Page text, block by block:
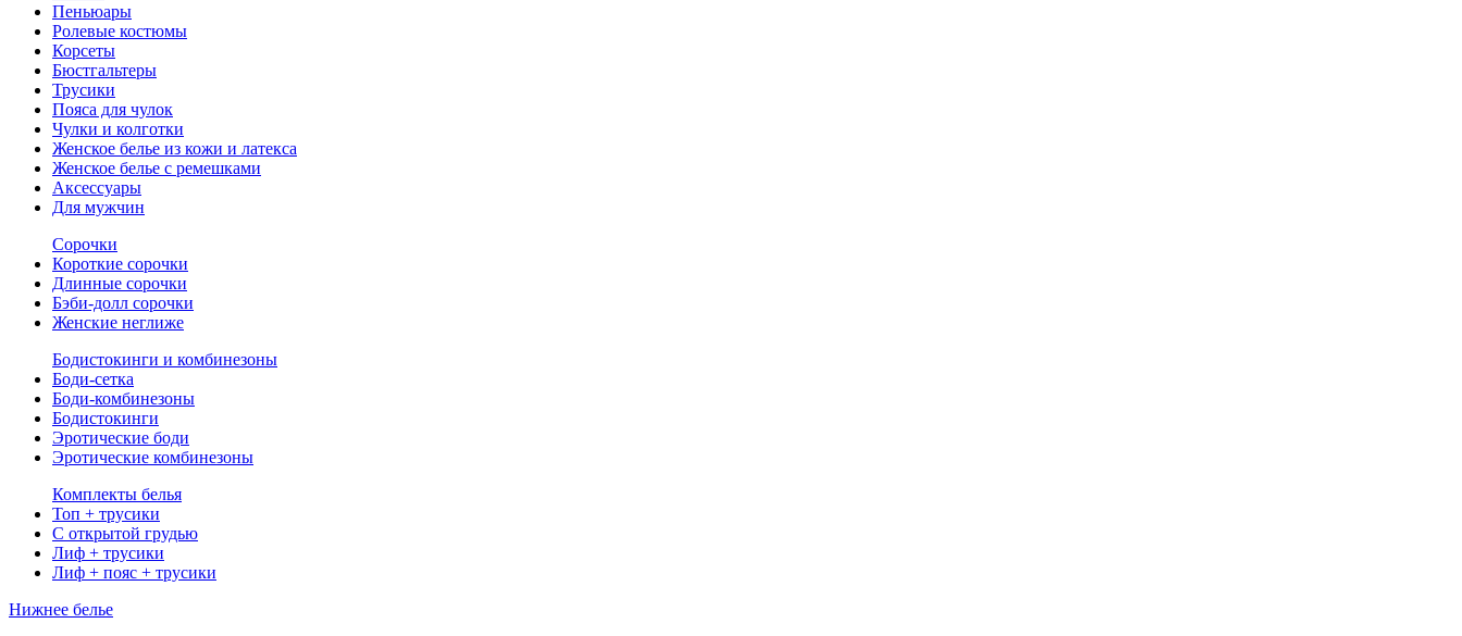
Пеньюары
Ролевые костюмы
Корсеты
Бюстгальтеры
Трусики
Пояса для чулок
Чулки и колготки
Женское белье из кожи и латекса
Женское белье с ремешками
Аксессуары
Для мужчин
Сорочки
Короткие сорочки
Длинные сорочки
Бэби-долл сорочки
Женские неглиже
Бодистокинги и комбинезоны
Боди-сетка
Боди-комбинезоны
Бодистокинги
Эротические боди
Эротические комбинезоны
Комплекты белья
Топ + трусики
С открытой грудью
Лиф + трусики
Лиф + пояс + трусики
Нижнее белье